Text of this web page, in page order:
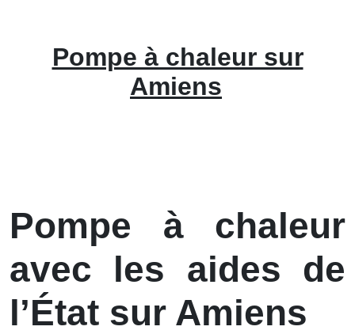
Pompe à chaleur sur
Amiens
Pompe à chaleur
avec les aides de
l’État sur Amiens